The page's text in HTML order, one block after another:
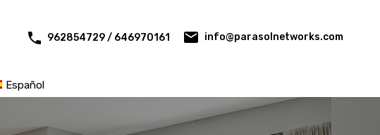
962854729 / 646970161 info@parasolnetworks.com
Español